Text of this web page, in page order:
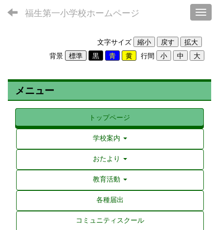
福生第一小学校ホームページ
文字サイズ
背景
行間
メニュー
トップページ
学校案内
おたより
教育活動
各種届出
コミュニティスクール